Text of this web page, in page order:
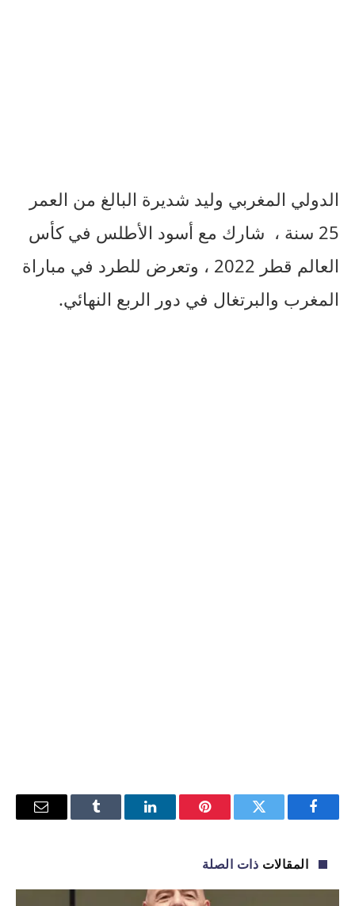
الدولي المغربي وليد شديرة البالغ من العمر
25 سنة ، شارك مع أسود الأطلس في كأس
العالم قطر 2022 ، وتعرض للطرد في مباراة
المغرب والبرتغال في دور الربع النهائي.
فيسبوك تويتر بينتيريستلينكدإن Tumblr
البريد
المقالات ذات الصلة